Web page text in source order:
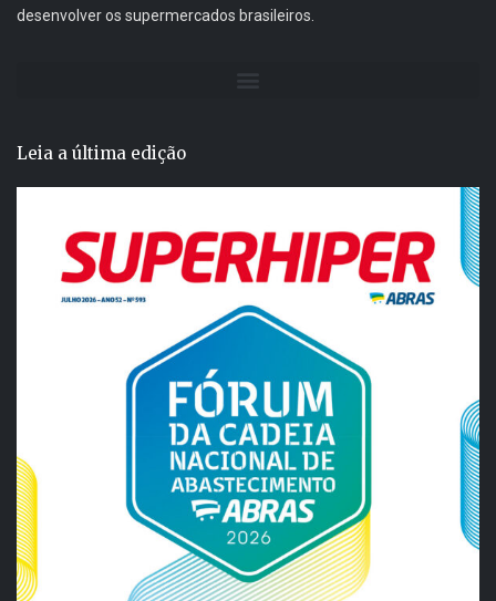
desenvolver os supermercados brasileiros.
Leia a última edição